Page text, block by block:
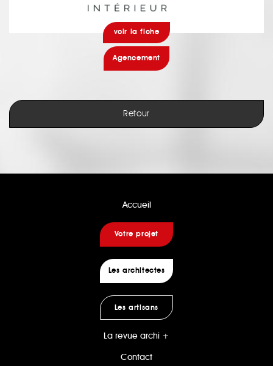
voir la fiche
Agencement
Retour
Accueil
Votre projet
Les architectes
Les artisans
La revue archi +
Contact